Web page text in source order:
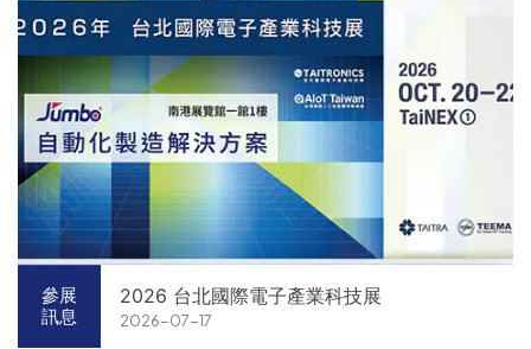
參展
訊息
2026 台北國際電子產業科技展
2026-07-17